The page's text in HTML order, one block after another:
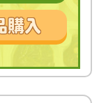
購入